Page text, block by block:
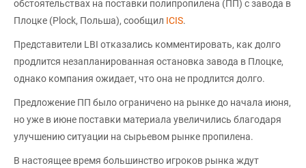
обстоятельствах на поставки полипропилена (ПП) с завода в
Плоцке (Plock, Польша), сообщил ICIS.
Представители LBI отказались комментировать, как долго
продлится незапланированная остановка завода в Плоцке,
однако компания ожидает, что она не продлится долго.
Предложение ПП было ограничено на рынке до начала июня,
но уже в июне поставки материала увеличились благодаря
улучшению ситуации на сырьевом рынке пропилена.
В настоящее время большинство игроков рынка ждут